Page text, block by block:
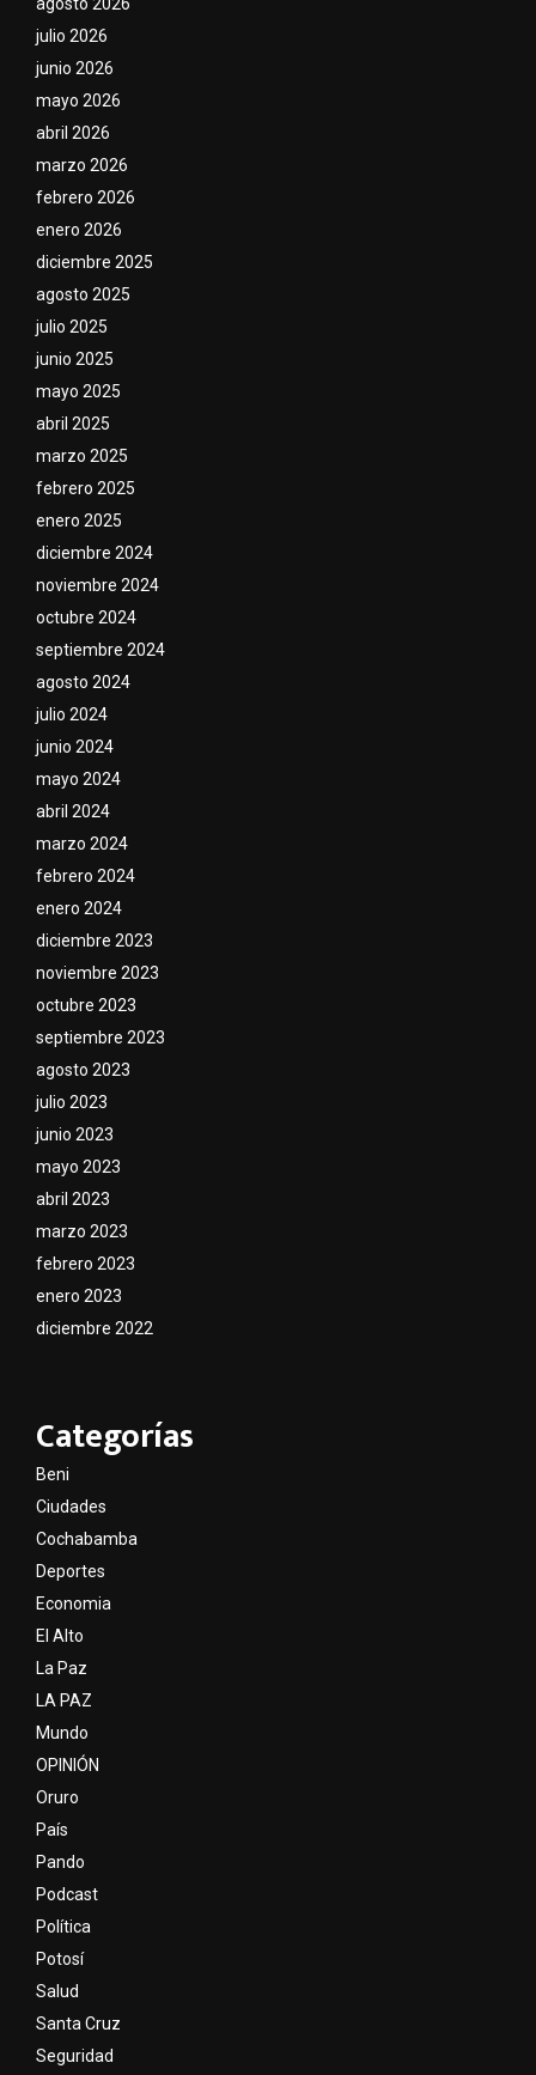
agosto 2026
julio 2026
junio 2026
mayo 2026
abril 2026
marzo 2026
febrero 2026
enero 2026
diciembre 2025
agosto 2025
julio 2025
junio 2025
mayo 2025
abril 2025
marzo 2025
febrero 2025
enero 2025
diciembre 2024
noviembre 2024
octubre 2024
septiembre 2024
agosto 2024
julio 2024
junio 2024
mayo 2024
abril 2024
marzo 2024
febrero 2024
enero 2024
diciembre 2023
noviembre 2023
octubre 2023
septiembre 2023
agosto 2023
julio 2023
junio 2023
mayo 2023
abril 2023
marzo 2023
febrero 2023
enero 2023
diciembre 2022
Categorías
Beni
Ciudades
Cochabamba
Deportes
Economia
El Alto
La Paz
LA PAZ
Mundo
OPINIÓN
Oruro
País
Pando
Podcast
Política
Potosí
Salud
Santa Cruz
Seguridad